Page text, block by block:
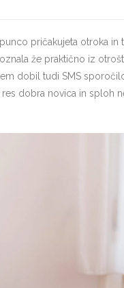
pričakujeta otroka in
že praktično iz
dobil tudi SMS
dobra novica in sploh